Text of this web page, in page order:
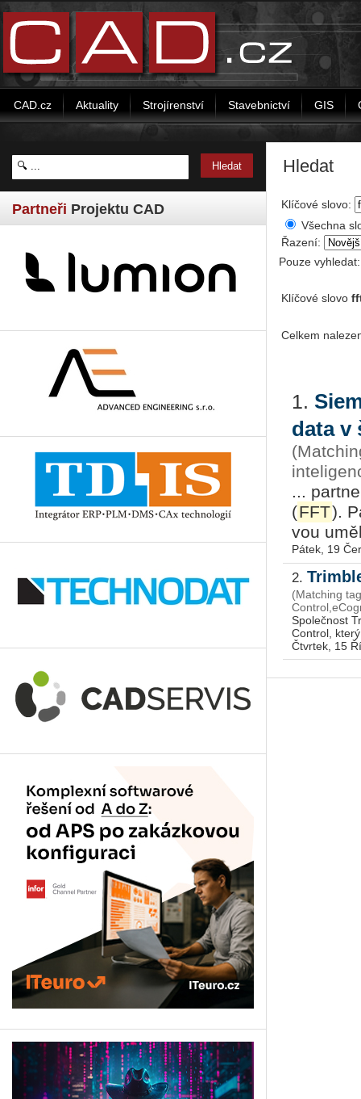
CAD.cz Aktuality Strojírenství Stavebnictví GIS
Partneři Projektu CAD
Hledat
Klíčové slovo:
Všechna
Řazení:
Pouze
Klíčové slovo
Celkem
1.
data v
...
(FFT).
vou
Pátek, 19
2.
(Matching
Společnost
Control,
Čtvrtek, 15